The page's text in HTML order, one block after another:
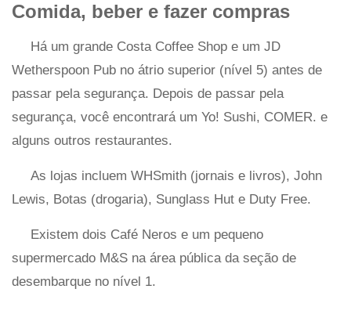
Comida, beber e fazer compras
Há um grande Costa Coffee Shop e um JD
Wetherspoon Pub no átrio superior (nível 5) antes de
passar pela segurança. Depois de passar pela
segurança, você encontrará um Yo! Sushi, COMER. e
alguns outros restaurantes.
As lojas incluem WHSmith (jornais e livros), John
Lewis, Botas (drogaria), Sunglass Hut e Duty Free.
Existem dois Café Neros e um pequeno
supermercado M&S na área pública da seção de
desembarque no nível 1.